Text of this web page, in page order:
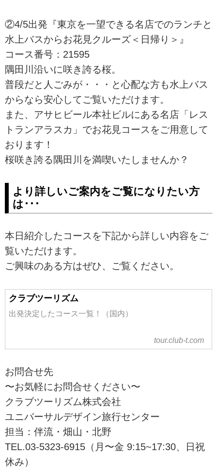
②4/5出発『東京を一望できる名店でのランチと
水上バスからお花見クルーズ＜日帰り＞』
コース番号：21595
隅田川沿いに咲き誇る桜。
普段だと人ごみが・・・と心配な方も水上バス
からなら安心してご覧いただけます。
また、アサヒビール本社ビルにある名店「レス
トランアラスカ」でお花見コースをご用意して
おります！
桜咲き誇る隅田川を満喫いたしませんか？
より詳しいご案内をご覧になりたい方
は･･･
本日紹介したコースを下記から詳しい内容をご
覧いただけます。
ご興味のある方はぜひ、ご覧ください。
クラブツーリズム
出発決定したコース一覧！（国内）
tour.club-t.com
お問合せ先
〜お気軽にお問合せください〜
クラブツーリズム株式会社
ユニバーサルデザイン旅行センター
担当：伴流・畑山・北野
TEL.03-5323-6915（月〜金 9:15~17:30、日祝
休み）